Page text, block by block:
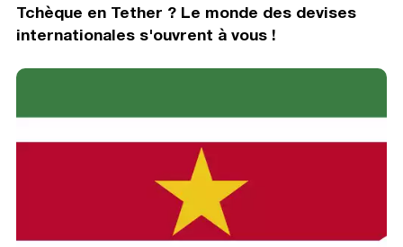
Tchèque en Tether ? Le monde des devises
internationales s'ouvrent à vous !